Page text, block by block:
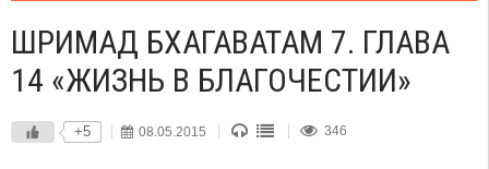
ШРИМАД БХАГАВАТАМ 7. ГЛАВА
14 «ЖИЗНЬ В БЛАГОЧЕСТИИ»
+5 08.05.2015 346